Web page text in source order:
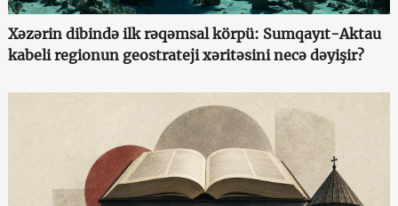
Xəzərin dibində ilk rəqəmsal körpü: Sumqayıt-Aktau
kabeli regionun geostrateji xəritəsini necə dəyişir?